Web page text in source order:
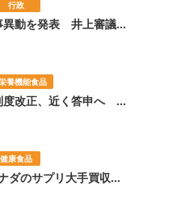
行政
異動を発表 井上審議...
養機能食品
度改正、近く答申へ ...
健康食品
ダのサプリ大手買収...